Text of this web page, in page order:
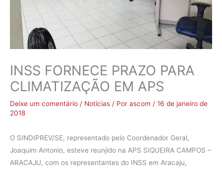
INSS FORNECE PRAZO PARA
CLIMATIZAÇÃO EM APS
Deixe um comentário / Notícias / Por ascom / 16 de janeiro de
2018
O SINDIPREV/SE, representado pelo Coordenador Geral,
Joaquim Antonio, esteve reunjido na APS SIQUEIRA CAMPOS –
ARACAJU, com os representantes do INSS em Aracaju,